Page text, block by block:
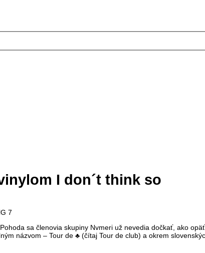
I don´t think so
sa členovia skupiny Nvmeri už nevedia dočkať, ako
názvom – Tour de ♣ (čítaj Tour de club) a okrem